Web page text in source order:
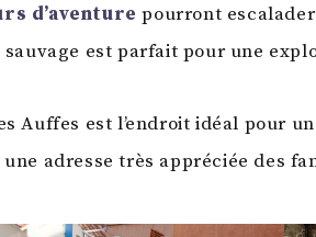
d’aventure pourront escalader
est parfait pour une
Auffes est l’endroit idéal pour
une adresse très appréciée des